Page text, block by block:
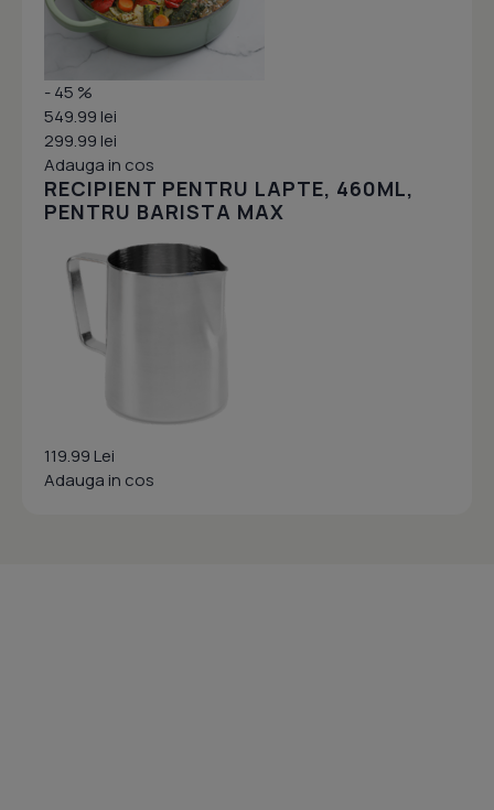
- 45 %
549.99 lei
299.99 lei
Adauga in cos
RECIPIENT PENTRU LAPTE, 460ML,
PENTRU BARISTA MAX
119.99 Lei
Adauga in cos